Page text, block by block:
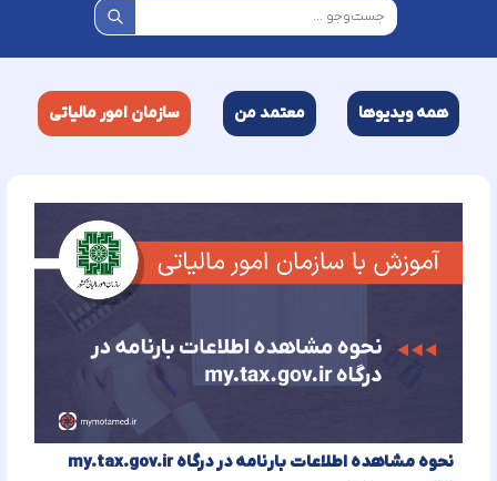
همه ویدیوها معتمد من سازمان امور مالیاتی
نحوه مشاهده اطلاعات بارنامه در درگاه my.tax.gov.ir